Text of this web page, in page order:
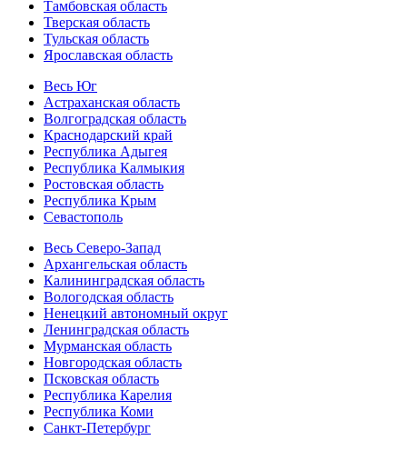
Тамбовская область
Тверская область
Тульская область
Ярославская область
Весь Юг
Астраханская область
Волгоградская область
Краснодарский край
Республика Адыгея
Республика Калмыкия
Ростовская область
Республика Крым
Севастополь
Весь Северо-Запад
Архангельская область
Калининградская область
Вологодская область
Ненецкий автономный округ
Ленинградская область
Мурманская область
Новгородская область
Псковская область
Республика Карелия
Республика Коми
Санкт-Петербург